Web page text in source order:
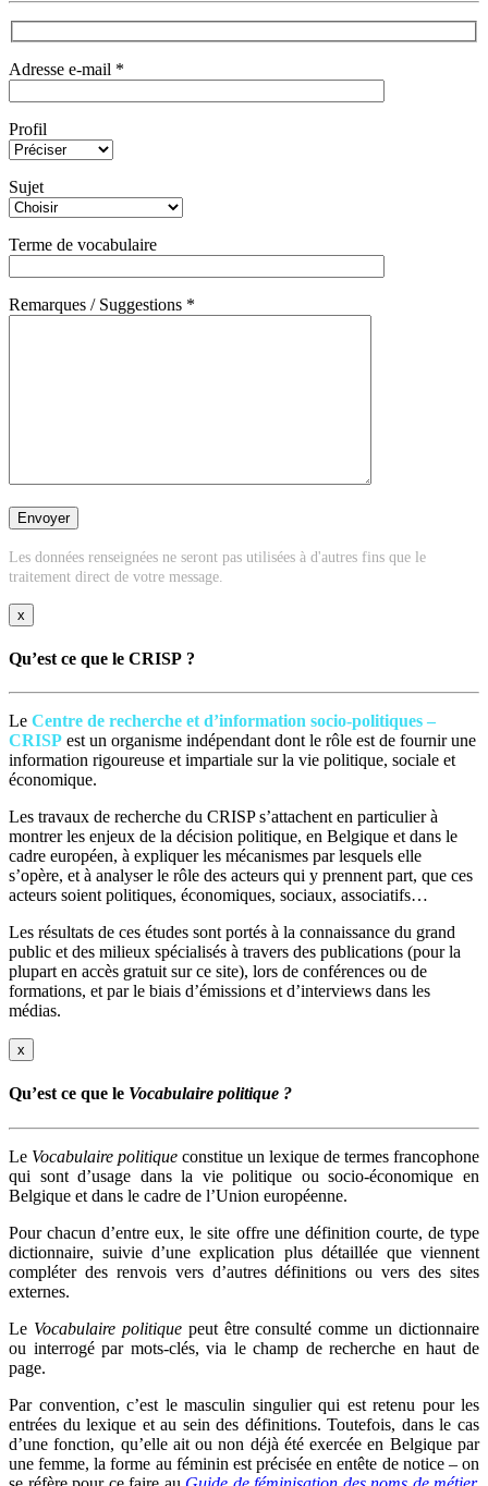
Adresse e-mail *
Profil
Sujet
Terme de vocabulaire
Remarques / Suggestions *
Les données renseignées ne seront pas utilisées à d'autres fins que le
traitement direct de votre message.
x
Qu’est ce que le CRISP ?
Le Centre de recherche et d’information socio-politiques –
CRISP est un organisme indépendant dont le rôle est de fournir une
information rigoureuse et impartiale sur la vie politique, sociale et
économique.
Les travaux de recherche du CRISP s’attachent en particulier à
montrer les enjeux de la décision politique, en Belgique et dans le
cadre européen, à expliquer les mécanismes par lesquels elle
s’opère, et à analyser le rôle des acteurs qui y prennent part, que ces
acteurs soient politiques, économiques, sociaux, associatifs…
Les résultats de ces études sont portés à la connaissance du grand
public et des milieux spécialisés à travers des publications (pour la
plupart en accès gratuit sur ce site), lors de conférences ou de
formations, et par le biais d’émissions et d’interviews dans les
médias.
x
Qu’est ce que le Vocabulaire politique ?
Le Vocabulaire politique constitue un lexique de termes francophone
qui sont d’usage dans la vie politique ou socio-économique en
Belgique et dans le cadre de l’Union européenne.
Pour chacun d’entre eux, le site offre une définition courte, de type
dictionnaire, suivie d’une explication plus détaillée que viennent
compléter des renvois vers d’autres définitions ou vers des sites
externes.
Le Vocabulaire politiquepeut être consulté comme un dictionnaire
ou interrogé par mots-clés, via le champ de recherche en haut de
page.
Par convention, c’est le masculin singulier qui est retenu pour les
entrées du lexique et au sein des définitions. Toutefois, dans le cas
d’une fonction, qu’elle ait ou non déjà été exercée en Belgique par
une femme, la forme au féminin est précisée en entête de notice – on